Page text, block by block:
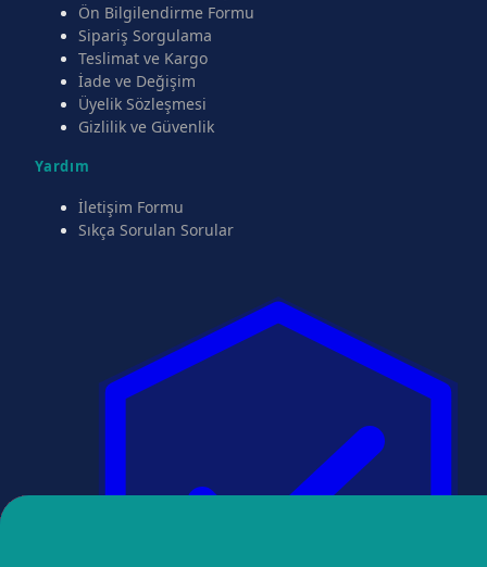
Ön Bilgilendirme Formu
Sipariş Sorgulama
Teslimat ve Kargo
İade ve Değişim
Üyelik Sözleşmesi
Gizlilik ve Güvenlik
Yardım
İletişim Formu
Sıkça Sorulan Sorular